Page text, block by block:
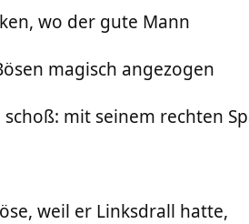
wo der gute Mann
magisch angezogen
schoß: mit seinem rechten
weil er Linksdrall hatte,